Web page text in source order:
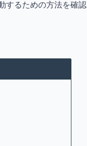
するための方法を確認